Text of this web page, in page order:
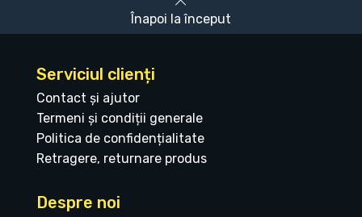
Înapoi la început
Serviciul clienți
Contact și ajutor
Termeni și condiții generale
Politica de confidențialitate
Retragere, returnare produs
Despre noi